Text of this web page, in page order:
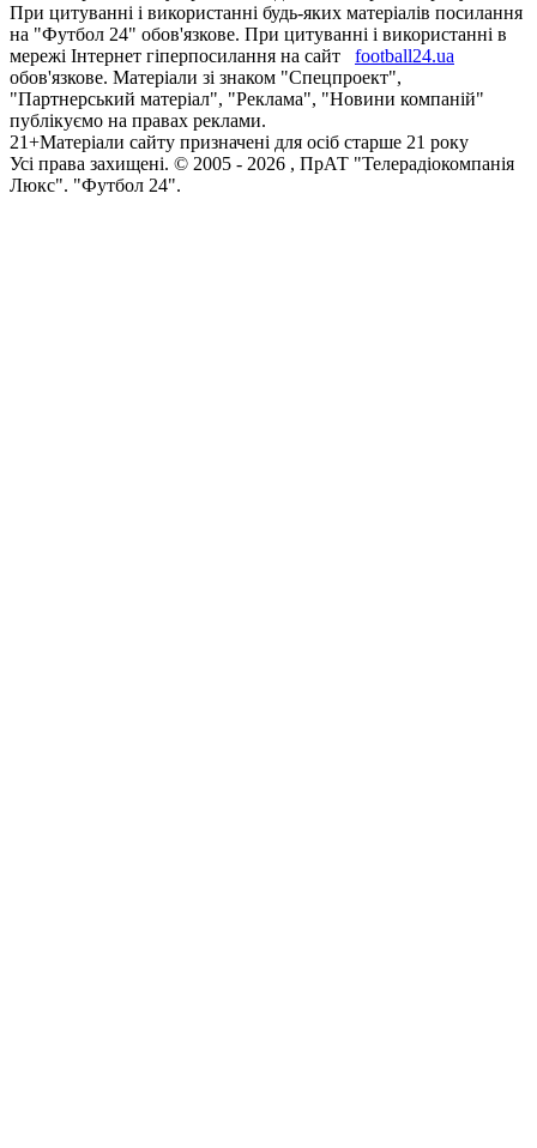
При цитуванні і використанні будь-яких матеріалів посилання
на "Футбол 24" обов'язкове. При цитуванні і використанні в
мережі Інтернет гіперпосилання на сайт
football24.ua
обов'язкове. Матеріали зі знаком "Спецпроект",
"Партнерський матеріал", "Реклама", "Новини компаній"
публікуємо на правах реклами.
21+Матеріали сайту призначені для осіб старше 21 року
Усi права захищенi. © 2005 - 2026 , ПрАТ "Телерадіокомпанія
Люкс". "Футбол 24".